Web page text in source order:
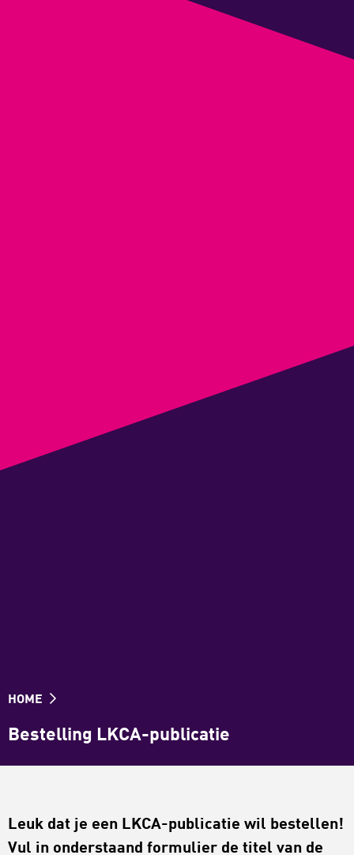
HOME
Bestelling LKCA-publicatie
Leuk dat je een LKCA-publicatie wil bestellen!
Vul in onderstaand formulier de titel van de